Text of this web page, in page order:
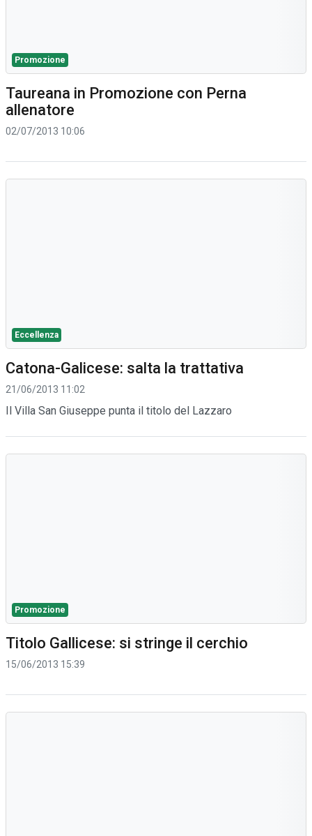
Promozione
Taureana in Promozione con Perna
allenatore
02/07/2013 10:06
Eccellenza
Catona-Galicese: salta la trattativa
21/06/2013 11:02
Il Villa San Giuseppe punta il titolo del Lazzaro
Promozione
Titolo Gallicese: si stringe il cerchio
15/06/2013 15:39